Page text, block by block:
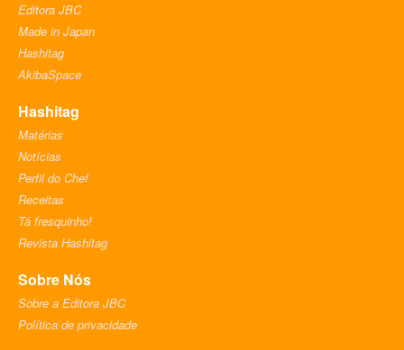
Editora JBC
Made in Japan
Hashitag
AkibaSpace
Hashitag
Matérias
Notícias
Perfil do Chef
Receitas
Tá fresquinho!
Revista Hashitag
Sobre Nós
Sobre a Editora JBC
Política de privacidade